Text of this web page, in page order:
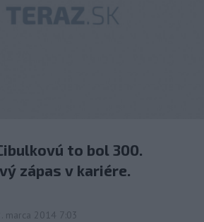
to bol 300.
zápas v kariére.
marca 2014 7:03